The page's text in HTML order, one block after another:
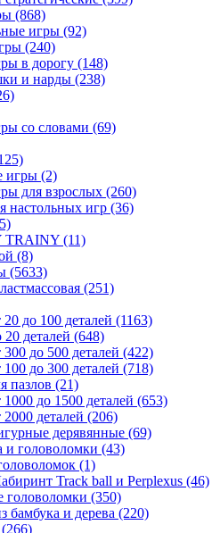
(868)
игры (92)
(240)
в дорогу (148)
и нарды (238)
со словами (69)
игры (2)
для взрослых (260)
настольных игр (36)
TRAINY (11)
(8)
(5633)
(251)
до 100 деталей (1163)
деталей (648)
до 500 деталей (422)
до 300 деталей (718)
пазлов (21)
до 1500 деталей (653)
деталей (206)
дерявянные (69)
и головоломки (43)
(1)
Track ball и Perplexus (46)
головоломки (350)
бамбука и дерева (220)
(266)